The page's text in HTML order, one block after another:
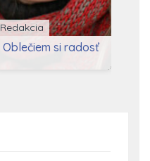
Redakcia
Oblečiem si radosť